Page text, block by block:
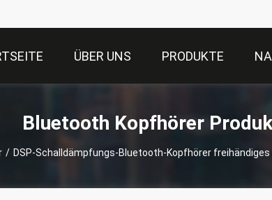
ÜBER UNS PRODUKTE
Bluetooth Kopfhörer
/ DSP-Schalldämpfungs-Bluetooth-Kopfhörer freihändiges